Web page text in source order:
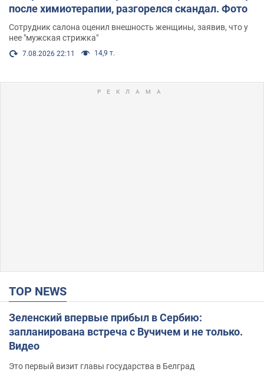
после химиотерапии, разгорелся скандал. Фото
Сотрудник салона оценил внешность женщины, заявив, что у
нее "мужская стрижка"
7.08.2026 22:11 14,9 т.
TOP NEWS
Зеленский впервые прибыл в Сербию:
запланирована встреча с Вучичем и не только.
Видео
Это первый визит главы государства в Белград